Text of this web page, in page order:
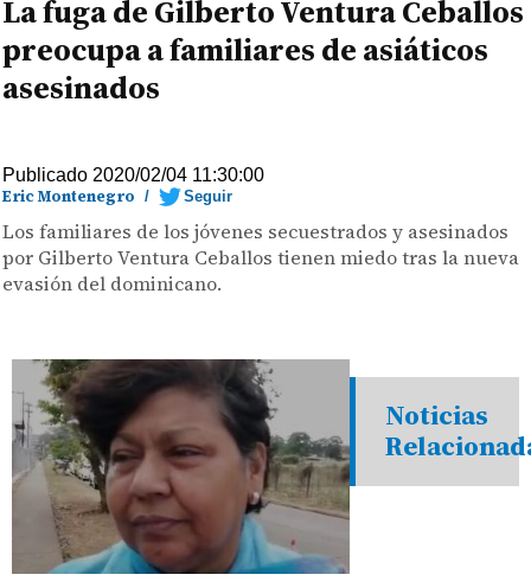
La fuga de Gilberto Ventura Ceballos
preocupa a familiares de asiáticos
asesinados
Publicado 2020/02/04 11:30:00
Eric Montenegro / Seguir
Los familiares de los jóvenes secuestrados y asesinados
por Gilberto Ventura Ceballos tienen miedo tras la nueva
evasión del dominicano.
Noticias